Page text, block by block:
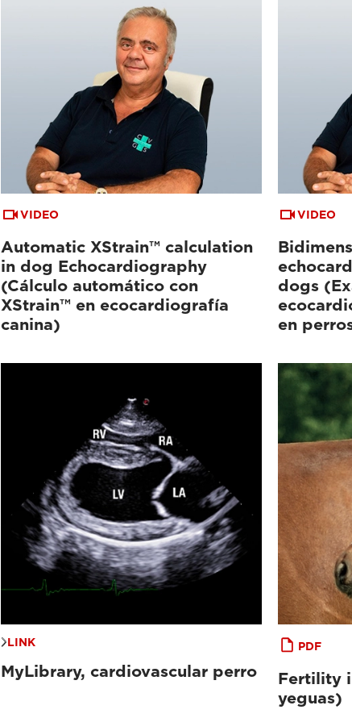
VIDEO
Automatic XStrain™ calculation
in dog Echocardiography
(Cálculo automático con
XStrain™ en ecocardiografía
canina)
VIDEO
dogs
en
LINK
MyLibrary, cardiovascular perro
PDF
Fertility
yeguas)